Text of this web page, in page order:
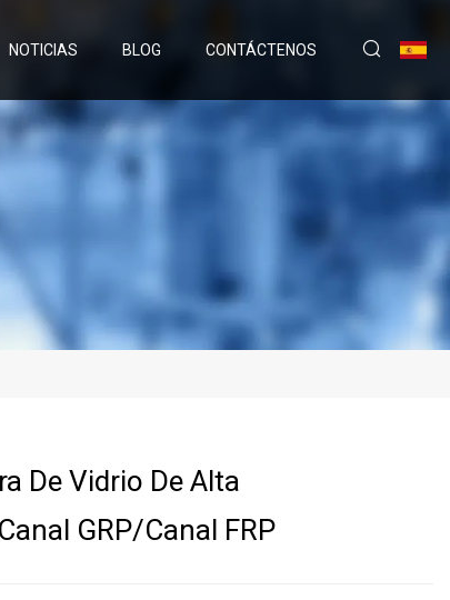
NOTICIAS BLOG CONTÁCTENOS
De Vidrio De Alta
GRP/Canal FRP